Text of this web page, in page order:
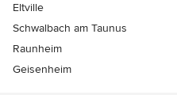
Eltville
Schwalbach am Taunus
Raunheim
Geisenheim